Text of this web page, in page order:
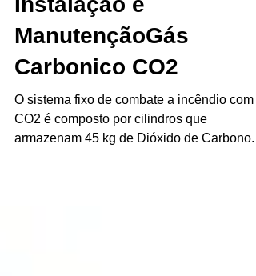
Instalação e
ManutençãoGás
Carbonico CO2
O sistema fixo de combate a incêndio com
CO2 é composto por cilindros que
infraestrutura do...